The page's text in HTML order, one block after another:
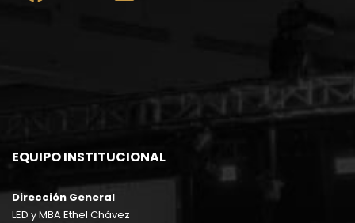
EQUIPO INSTITUCIONAL
Dirección General
LED y MBA Ethel Chávez